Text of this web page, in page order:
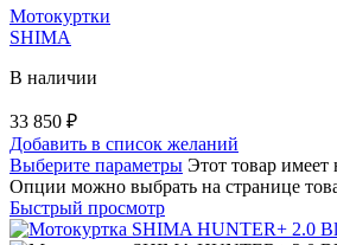
Мотокуртки
SHIMA
В наличии
33 850 ₽
Добавить в список желаний
Выберите параметры Этот товар имеет
Опции можно выбрать на странице
Быстрый просмотр